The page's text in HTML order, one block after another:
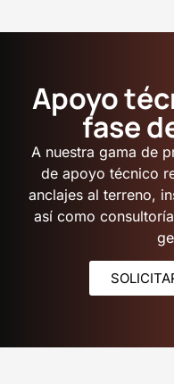
Apoyo
fase
A nuestra gama de
de apoyo técnico
anclajes al terreno,
así como